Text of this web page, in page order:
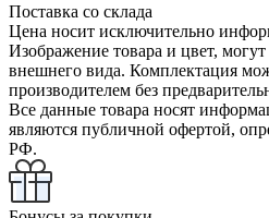
Поставка со склада
Цена носит исключительно
Изображение товара и цвет, могут
внешнего вида. Комплектация
производителем без
Все данные товара носят
являются публичной офертой,
РФ.